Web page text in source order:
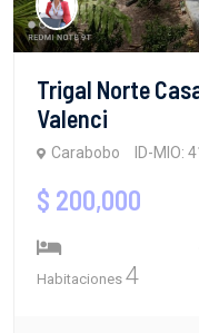
Trigal Norte
Valenci
Carabobo ID-MIO:
$ 200,000
Habitaciones 4